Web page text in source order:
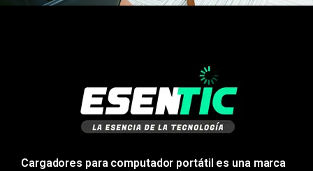
Cargadores para computador portátil es una marca